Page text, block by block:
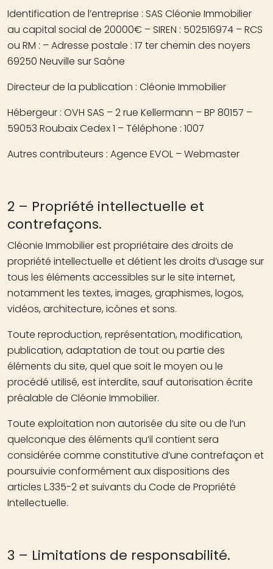
Identification de l’entreprise : SAS Cléonie Immobilier
au capital social de 20000€ – SIREN : 502516974 – RCS
ou RM : – Adresse postale : 17 ter chemin des noyers
69250 Neuville sur Saône
Directeur de la publication : Cléonie Immobilier
Hébergeur : OVH SAS – 2 rue Kellermann – BP 80157 –
59053 Roubaix Cedex 1 – Téléphone : 1007
Autres contributeurs : Agence EVOL – Webmaster
2 – Propriété intellectuelle et
contrefaçons.
Cléonie Immobilier est propriétaire des droits de
propriété intellectuelle et détient les droits d’usage sur
tous les éléments accessibles sur le site internet,
notamment les textes, images, graphismes, logos,
vidéos, architecture, icônes et sons.
Toute reproduction, représentation, modification,
publication, adaptation de tout ou partie des
éléments du site, quel que soit le moyen ou le
procédé utilisé, est interdite, sauf autorisation écrite
préalable de Cléonie Immobilier.
Toute exploitation non autorisée du site ou de l’un
quelconque des éléments qu’il contient sera
considérée comme constitutive d’une contrefaçon et
poursuivie conformément aux dispositions des
articles L.335-2 et suivants du Code de Propriété
Intellectuelle.
3 – Limitations de responsabilité.